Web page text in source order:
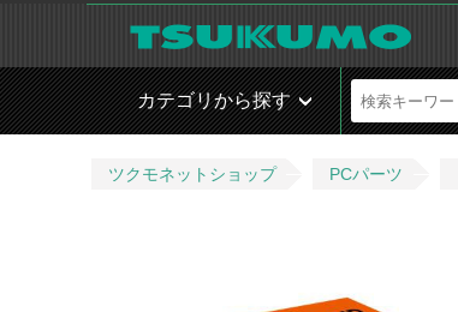
カテゴリから探す
ツクモネットショップ PCパーツ